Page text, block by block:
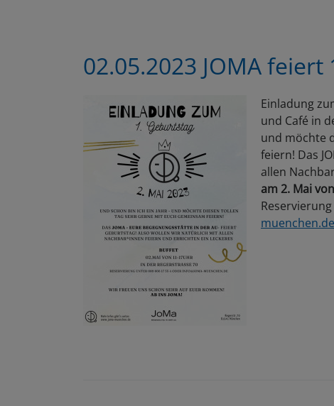
02.05.2023 JOMA
Einladung
und Café in
und möchte
feiern! Das
allen
am 2. Mai
muenchen.de